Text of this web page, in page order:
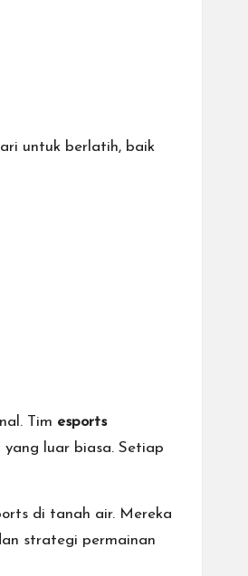
untuk berlatih, baik
Tim esports
luar biasa. Setiap
di tanah air. Mereka
strategi permainan